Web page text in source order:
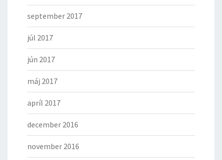
september 2017
júl 2017
jún 2017
máj 2017
apríl 2017
december 2016
november 2016